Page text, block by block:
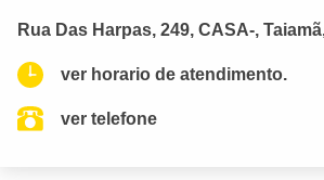
Rua Das Harpas, 249, CASA-,
ver horario de atendimento.
ver telefone